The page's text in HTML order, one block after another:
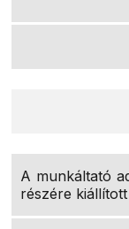
A munkáltató
részére